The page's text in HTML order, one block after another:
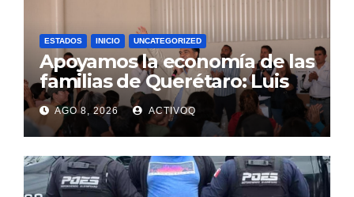
ESTADOS INICIO UNCATEGORIZED
Apoyamos la economía de las
familias de Querétaro: Luis
Nava
AGO 8, 2026 ACTIVOQ